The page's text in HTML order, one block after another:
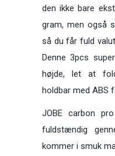
den ikke bare
gram, men også
så du får fuld
Denne 3pcs
højde, let at
holdbar med ABS
JOBE carbon
fuldstændig
kommer i smuk